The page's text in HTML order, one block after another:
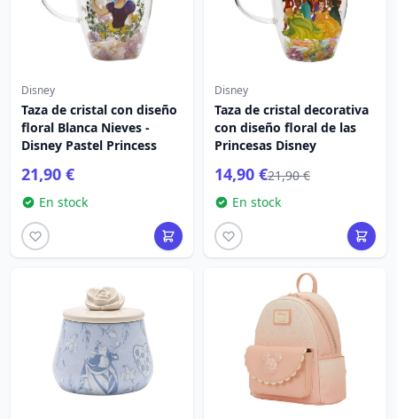
Disney
Taza de cristal con diseño
floral Blanca Nieves -
Disney Pastel Princess
21,90 €
En stock
Disney
Taza de cristal decorativa
con diseño floral de las
Princesas Disney
14,90 €21,90 €
En stock